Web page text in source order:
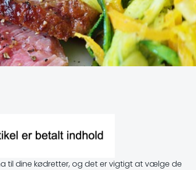
til dine kødretter, og det er vigtigt at vælge de